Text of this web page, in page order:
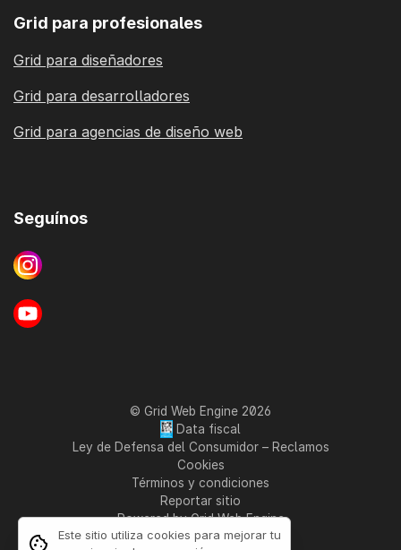
Grid para profesionales
Grid para diseñadores
Grid para desarrolladores
Grid para agencias de diseño web
Seguínos
© Grid Web Engine 2026
Ley de Defensa del Consumidor– Reclamos
Cookies
Términos y condiciones
Reportar sitio
Powered by Grid Web Engine
Este sitio utiliza cookies para mejorar tu